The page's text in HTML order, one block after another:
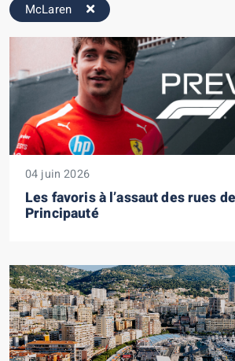
McLaren
04 juin 2026
Les favoris à l’assaut des rues
Principauté